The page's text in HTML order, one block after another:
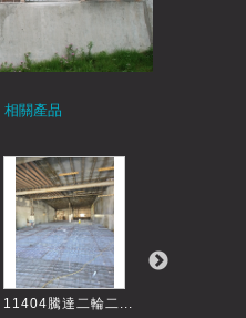
相關產品
11404騰達二輪二...